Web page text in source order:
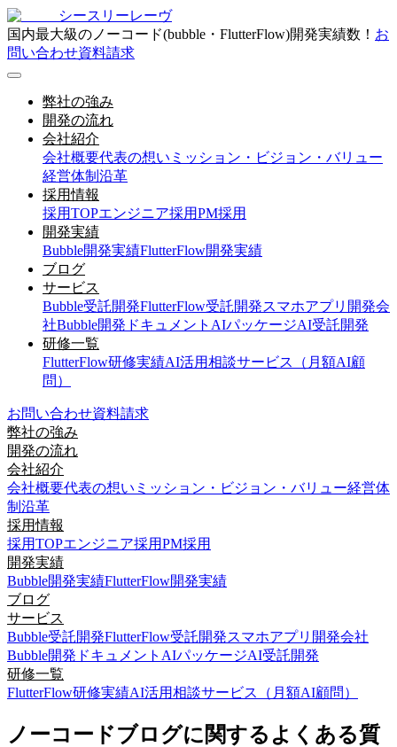
シースリーレーヴ
国内最大級のノーコード(bubble・FlutterFlow)開発実績数！ お
問い合わせ資料請求
弊社の強み
開発の流れ
会社紹介
会社概要代表の想い ミッション・ビジョン・バリュー
経営体制 沿革
採用情報
採用TOPエンジニア採用PM採用
開発実績
Bubble開発実績FlutterFlow開発実績
ブログ
サービス
Bubble受託開発FlutterFlow受託開発スマホアプリ開発会
社Bubble開発ドキュメント AIパッケージAI受託開発
研修一覧
FlutterFlow研修実績AI活用相談サービス（月額AI顧
問）
お問い合わせ資料請求
弊社の強み
開発の流れ
会社紹介
会社概要代表の想い ミッション・ビジョン・バリュー経営体
制 沿革
採用情報
採用TOPエンジニア採用PM採用
開発実績
Bubble開発実績FlutterFlow開発実績
ブログ
サービス
Bubble受託開発FlutterFlow受託開発スマホアプリ開発会社
Bubble開発ドキュメント AIパッケージAI受託開発
研修一覧
FlutterFlow研修実績AI活用相談サービス（月額AI顧問）
ノーコードブログに関するよくある質